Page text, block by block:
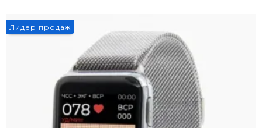
Лидер продаж